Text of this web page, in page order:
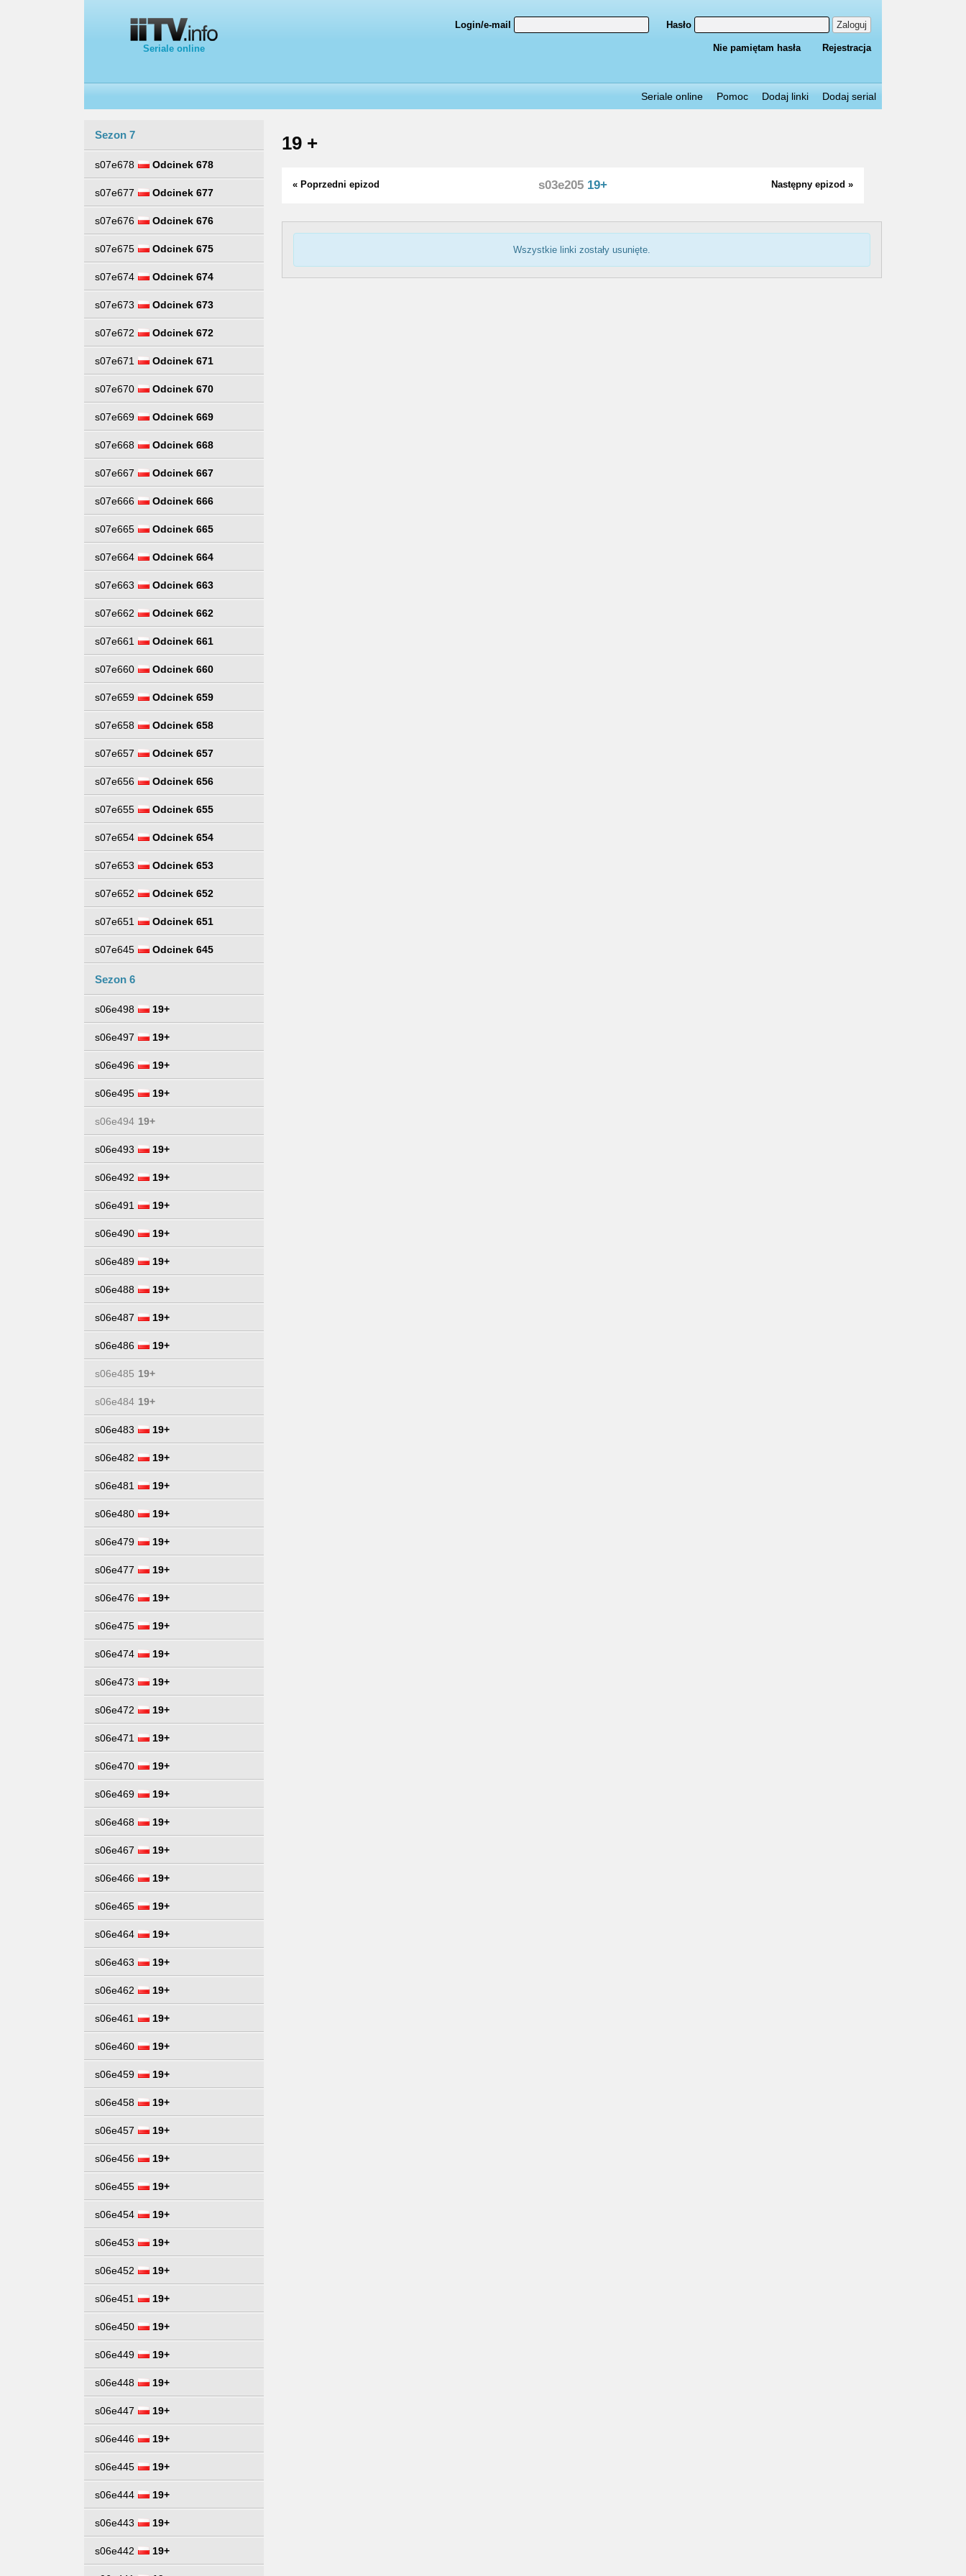
Seriale online
Login/e-mail Hasło Zaloguj
Nie pamiętam hasła Rejestracja
Seriale online Pomoc Dodaj linki Dodaj serial
Sezon 7
s07e678 Odcinek 678
s07e677 Odcinek 677
s07e676 Odcinek 676
s07e675 Odcinek 675
s07e674 Odcinek 674
s07e673 Odcinek 673
s07e672 Odcinek 672
s07e671 Odcinek 671
s07e670 Odcinek 670
s07e669 Odcinek 669
s07e668 Odcinek 668
s07e667 Odcinek 667
s07e666 Odcinek 666
s07e665 Odcinek 665
s07e664 Odcinek 664
s07e663 Odcinek 663
s07e662 Odcinek 662
s07e661 Odcinek 661
s07e660 Odcinek 660
s07e659 Odcinek 659
s07e658 Odcinek 658
s07e657 Odcinek 657
s07e656 Odcinek 656
s07e655 Odcinek 655
s07e654 Odcinek 654
s07e653 Odcinek 653
s07e652 Odcinek 652
s07e651 Odcinek 651
s07e645 Odcinek 645
Sezon 6
s06e498 19+
s06e497 19+
s06e496 19+
s06e495 19+
s06e494 19+
s06e493 19+
s06e492 19+
s06e491 19+
s06e490 19+
s06e489 19+
s06e488 19+
s06e487 19+
s06e486 19+
s06e485 19+
s06e484 19+
s06e483 19+
s06e482 19+
s06e481 19+
s06e480 19+
s06e479 19+
s06e477 19+
s06e476 19+
s06e475 19+
s06e474 19+
s06e473 19+
s06e472 19+
s06e471 19+
s06e470 19+
s06e469 19+
s06e468 19+
s06e467 19+
s06e466 19+
s06e465 19+
s06e464 19+
s06e463 19+
s06e462 19+
s06e461 19+
s06e460 19+
s06e459 19+
s06e458 19+
s06e457 19+
s06e456 19+
s06e455 19+
s06e454 19+
s06e453 19+
s06e452 19+
s06e451 19+
s06e450 19+
s06e449 19+
s06e448 19+
s06e447 19+
s06e446 19+
s06e445 19+
s06e444 19+
s06e443 19+
s06e442 19+
19 +
« Poprzedni epizod Następny epizod »
s03e205 19+
Wszystkie linki zostały usunięte.